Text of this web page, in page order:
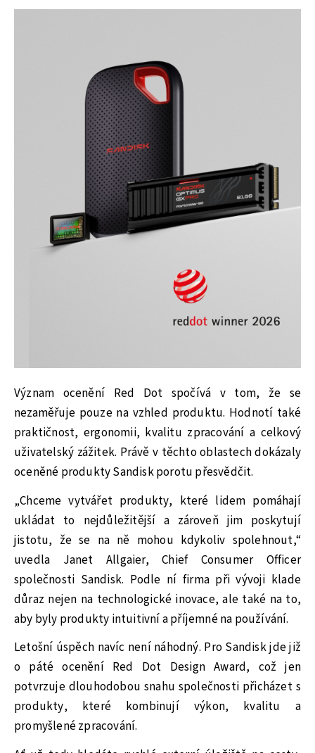
Význam ocenění Red Dot spočívá v tom, že se
nezaměřuje pouze na vzhled produktu. Hodnotí také
praktičnost, ergonomii, kvalitu zpracování a celkový
uživatelský zážitek. Právě v těchto oblastech dokázaly
oceněné produkty Sandisk porotu přesvědčit.
„Chceme vytvářet produkty, které lidem pomáhají
ukládat to nejdůležitější a zároveň jim poskytují
jistotu, že se na ně mohou kdykoliv spolehnout,“
uvedla Janet Allgaier, Chief Consumer Officer
společnosti Sandisk. Podle ní firma při vývoji klade
důraz nejen na technologické inovace, ale také na to,
aby byly produkty intuitivní a příjemné na používání.
Letošní úspěch navíc není náhodný. Pro Sandisk jde již
o páté ocenění Red Dot Design Award, což jen
potvrzuje dlouhodobou snahu společnosti přicházet s
produkty, které kombinují výkon, kvalitu a
promyšlené zpracování.